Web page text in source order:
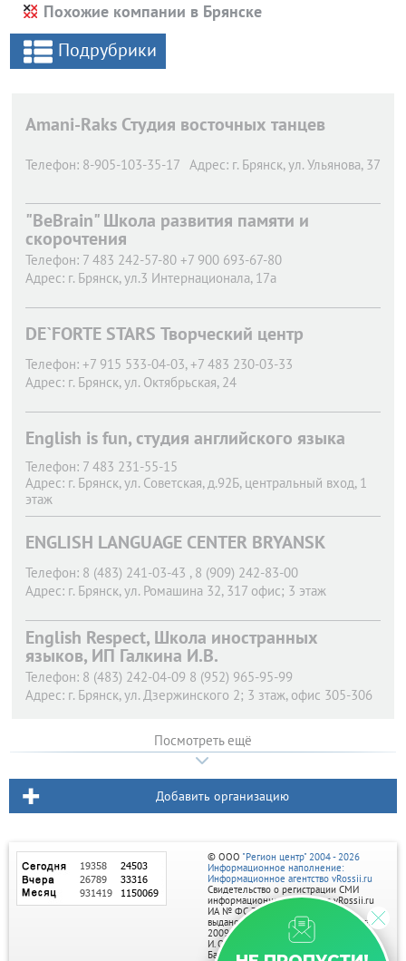
Похожие компании в Брянске
Подрубрики
Amani-Raks Студия восточных танцев
Телефон: 8-905-103-35-17 Адрес: г. Брянск, ул. Ульянова, 37
"BeBrain" Школа развития памяти и
скорочтения
Телефон: 7 483 242-57-80 +7 900 693-67-80
Адрес: г. Брянск, ул.3 Интернационала, 17а
DE`FORTE STARS Творческий центр
Телефон: +7 915 533-04-03, +7 483 230-03-33
Адрес: г. Брянск, ул. Октябрьская, 24
English is fun, студия английского языка
Телефон: 7 483 231-55-15
Адрес: г. Брянск, ул. Советская, д.92Б, центральный вход, 1
этаж
ENGLISH LANGUAGE CENTER BRYANSK
Телефон: 8 (483) 241-03-43 , 8 (909) 242-83-00
Адрес: г. Брянск, ул. Ромашина 32, 317 офис; 3 этаж
English Respect, Школа иностранных
языков, ИП Галкина И.В.
Телефон: 8 (483) 242-04-09 8 (952) 965-95-99
Адрес: г. Брянск, ул. Дзержинского 2; 3 зтаж, офис 305-306
Посмотреть ещё
Добавить организацию
© ООО "Регион центр" 2004 - 2026
Информационное наполнение:
Информационное агентство vRossii.ru
Свидетельство о регистрации СМИ
информационного агентства vRossii.ru
ИА № ФС 77‑35502
выдано РОСКОМНАДЗОРом 04 марта
2009г.
И. О. Главного редактора Нарыков А. Н.
Баннеры на портале размещаются на